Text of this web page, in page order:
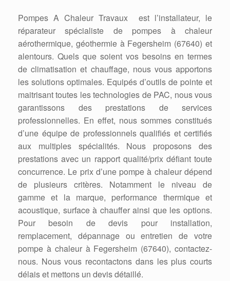
Pompes A Chaleur Travaux est l’installateur, le
réparateur spécialiste de pompes à chaleur
aérothermique, géothermie à Fegersheim (67640) et
alentours. Quels que soient vos besoins en termes
de climatisation et chauffage, nous vous apportons
les solutions optimales. Equipés d’outils de pointe et
maitrisant toutes les technologies de PAC, nous vous
garantissons des prestations de services
professionnelles. En effet, nous sommes constitués
d’une équipe de professionnels qualifiés et certifiés
aux multiples spécialités. Nous proposons des
prestations avec un rapport qualité/prix défiant toute
concurrence. Le prix d’une pompe à chaleur dépend
de plusieurs critères. Notamment le niveau de
gamme et la marque, performance thermique et
acoustique, surface à chauffer ainsi que les options.
Pour besoin de devis pour installation,
remplacement, dépannage ou entretien de votre
pompe à chaleur à Fegersheim (67640), contactez-
nous. Nous vous recontactons dans les plus courts
délais et mettons un devis détaillé.